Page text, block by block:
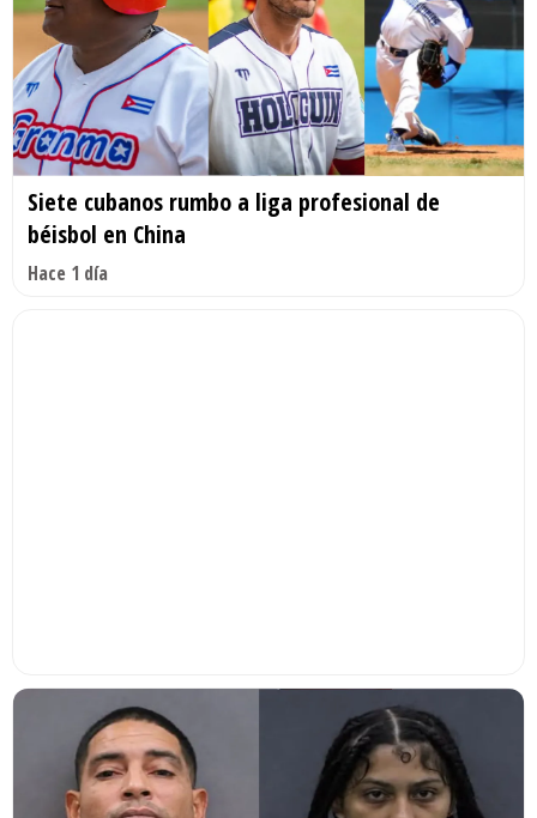
Siete cubanos rumbo a liga profesional de
béisbol en China
Hace 1 día